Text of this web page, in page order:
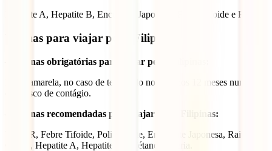
Hepatite A, Hepatite B, Encefalite Japonesa, Febre Tifoide e Raiva.
Vacinas para viajar pelas Filipinas
– Vacinas obrigatórias para viajar pelas Filipinas:
Febre amarela, no caso de ter estado nos últimos 12 meses num país
com risco de contágio.
– Vacinas recomendadas para viajar pelas Filipinas:
VASPR, Febre Tifoide, Poliomielite, Encefalite Japonesa, Raiva,
Cólera, Hepatite A, Hepatite B e Tétano/Difteria.